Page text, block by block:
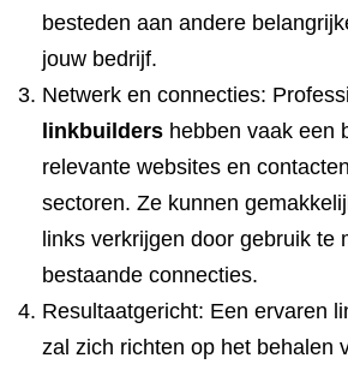
besteden aan andere
jouw bedrijf.
Netwerk en connecties:
linkbuilders hebben vaak een
relevante websites en
sectoren. Ze kunnen
links verkrijgen door gebruik te
bestaande connecties.
Resultaatgericht: Een ervaren
zal zich richten op het behalen